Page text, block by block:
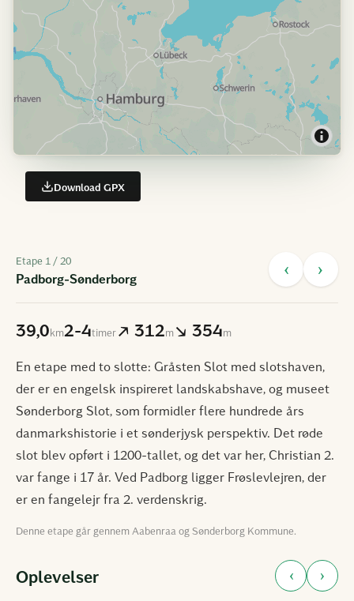
Download GPX
‹
Etape 1 / 20
Padborg-Sønderborg ›
39,0km2-4timer ↗ 312m ↘ 354m
En etape med to slotte: Gråsten Slot med slotshaven,
der er en engelsk inspireret landskabshave, og museet
Sønderborg Slot, som formidler flere hundrede års
danmarkshistorie i et sønderjysk perspektiv. Det røde
slot blev opført i 1200-tallet, og det var her, Christian 2.
var fange i 17 år. Ved Padborg ligger Frøslevlejren, der
er en fangelejr fra 2. verdenskrig.
Denne etape går gennem Aabenraa og Sønderborg Kommune.
Oplevelser ‹ ›